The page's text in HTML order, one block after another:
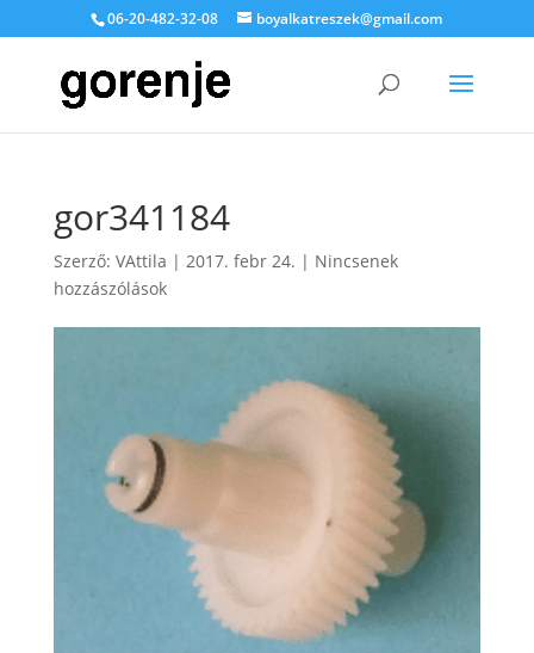
06-20-482-32-08 boyalkatreszek@gmail.com
gor341184
Szerző: VAttila | 2017. febr 24. | Nincsenek
hozzászólások